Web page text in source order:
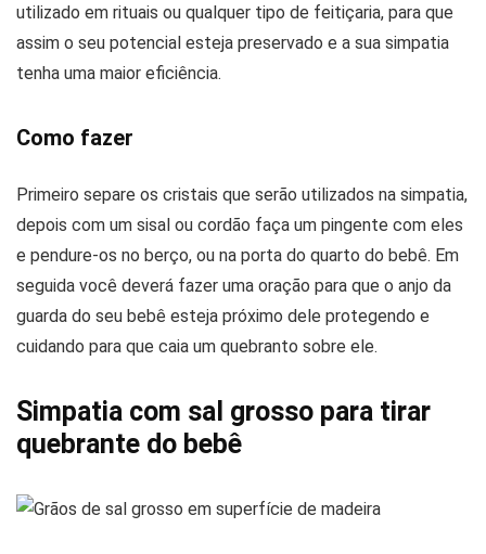
utilizado em rituais ou qualquer tipo de feitiçaria, para que
assim o seu potencial esteja preservado e a sua simpatia
tenha uma maior eficiência.
Como fazer
Primeiro separe os cristais que serão utilizados na simpatia,
depois com um sisal ou cordão faça um pingente com eles
e pendure-os no berço, ou na porta do quarto do bebê. Em
seguida você deverá fazer uma oração para que o anjo da
guarda do seu bebê esteja próximo dele protegendo e
cuidando para que caia um quebranto sobre ele.
Simpatia com sal grosso para tirar
quebrante do bebê